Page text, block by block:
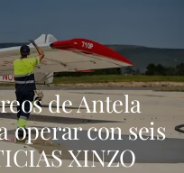
de Antela
operar con seis
XINZO